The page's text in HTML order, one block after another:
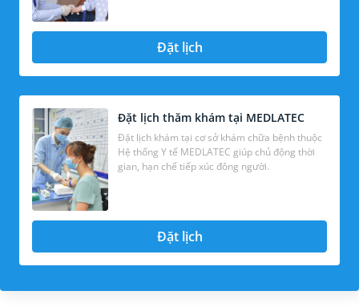
Đặt lịch
Đặt lịch thăm khám tại MEDLATEC
Đặt lịch khám tại cơ sở khám chữa bệnh thuộc
Hệ thống Y tế MEDLATEC giúp chủ động thời
gian, hạn chế tiếp xúc đông người.
Đặt lịch